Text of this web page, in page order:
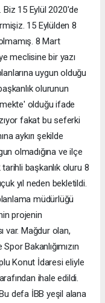
15 Eylül 2020'de
15 Eylülden 8
8 Mart
meclisine bir yazı
uygun olduğu
olurunun
olduğu ifade
fakat bu seferki
aykırı şekilde
olmadığına ve ilçe
başkanlık oluru 8
yıl neden bekletildi.
müdürlüğü
projenin
var. Mağdur olan,
Bakanlığımızın
Konut İdaresi eliyle
ihale edildi.
defa İBB yeşil alana